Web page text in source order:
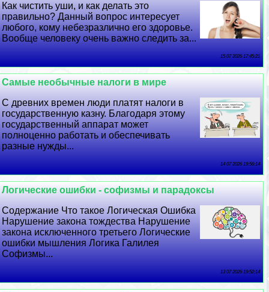
Как чистить уши, и как делать это
правильно? Данный вопрос интересует
любого, кому небезразлично его здоровье.
Вообще человеку очень важно следить за...
15 07 2026 17:45:21
Самые необычные налоги в мире
С древних времен люди платят налоги в
государственную казну. Благодаря этому
государственный аппарат может
полноценно работать и обеспечивать
разные нужды...
14 07 2026 19:56:14
Логические ошибки - софизмы и парадоксы
Содержание Что такое Логическая Ошибка
Нарушение закона тождества Нарушение
закона исключенного третьего Логические
ошибки мышления Логика Галилея
Софизмы...
13 07 2026 19:52:14